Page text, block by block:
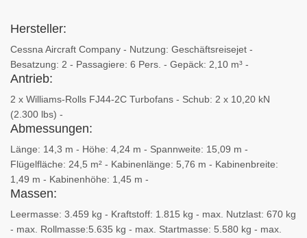
Hersteller:
Cessna Aircraft Company - Nutzung: Geschäftsreisejet -
Besatzung: 2 - Passagiere: 6 Pers. - Gepäck: 2,10 m³ -
Antrieb:
2 x Williams-Rolls FJ44-2C Turbofans - Schub: 2 x 10,20 kN
(2.300 lbs) -
Abmessungen:
Länge: 14,3 m - Höhe: 4,24 m - Spannweite: 15,09 m -
Flügelfläche: 24,5 m² - Kabinenlänge: 5,76 m - Kabinenbreite:
1,49 m - Kabinenhöhe: 1,45 m -
Massen:
Leermasse: 3.459 kg - Kraftstoff: 1.815 kg - max. Nutzlast: 670 kg
- max. Rollmasse:5.635 kg - max. Startmasse: 5.580 kg - max.